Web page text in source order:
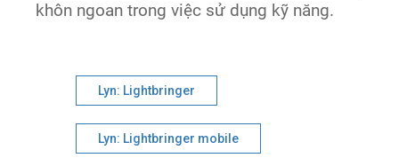
khôn ngoan trong việc sử dụng kỹ năng.
Lyn: Lightbringer
Lyn: Lightbringer mobile